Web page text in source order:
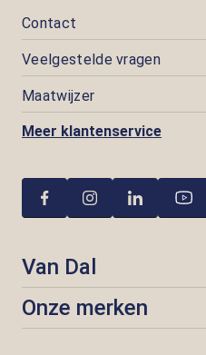
Contact
Veelgestelde vragen
Maatwijzer
Meer klantenservice
Van Dal
Onze merken